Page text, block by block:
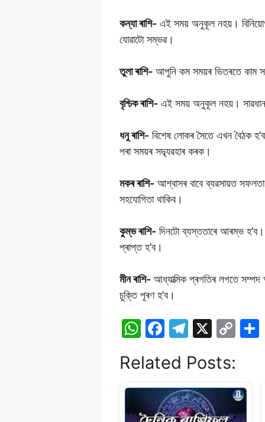
কন্যা ৰাশি- এই সময় অনুকূল নহয়।
যোৱাটো সম্ভৱ।
তুলা ৰাশি- আপুনি কম সময়ৰ ভিতৰতে কাম
বৃশ্চিক ৰাশি- এই সময় অনুকূল নহয়।
ধনু ৰাশি- বিশেষ লোকৰ সৈতে এখন বৈঠক
পৰা সময়ৰ সদ্ব্যৱহাৰ কৰক।
মকৰ ৰাশি- আশ্বাসৰ বাবে ব্যৱসায়ত
সহযোগিতা থাকিব।
কুম্ভ ৰাশি- দিনটো ব্যস্ততাৰে আৰম্ভ
প্ৰাপ্ত হ’ব।
মীন ৰাশি- আধ্যাত্মিক প্ৰগতিৰ লগতে
চুক্তি পূৰণ হ’ব।
W
at
s
A
F
c
e
b
T
e
gr
a
X
C
y
Li
Related Posts: